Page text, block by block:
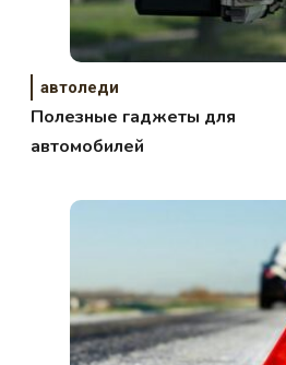
автоледи
Полезные гаджеты для
автомобилей